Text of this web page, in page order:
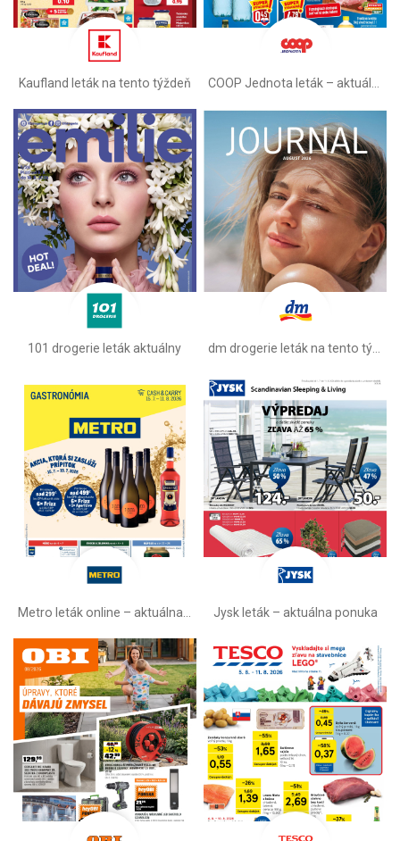
Kaufland leták na tento týždeň COOP Jednota leták –⁠ aktuálny
101 drogerie leták aktuálny
Jysk leták – aktuálna ponuka